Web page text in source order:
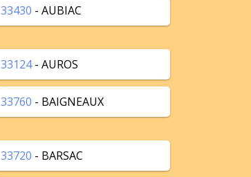
33430 - AUBIAC
33124- AUROS
33760 - BAIGNEAUX
33720 - BARSAC